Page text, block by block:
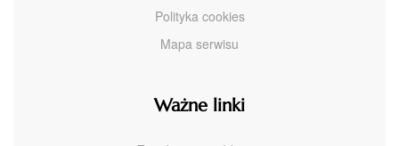
Polityka cookies
Mapa serwisu
Ważne linki